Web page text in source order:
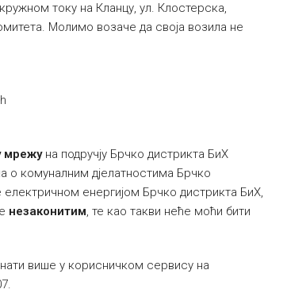
току на Кланцу, ул. Клостерска,
Молимо возаче да своја возила не
мрежуна подручју Брчко дистрикта БиХ
о комуналним дјелатностима Брчко
енергијом Брчко дистрикта БиХ,
незаконитим, те као такви неће моћи бити
више у корисничком сервису на